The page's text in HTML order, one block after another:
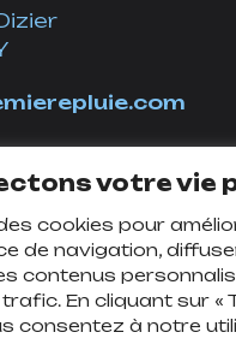
votre vie
cookies pour
de navigation,
contenus
En cliquant sur «
consentez à notre